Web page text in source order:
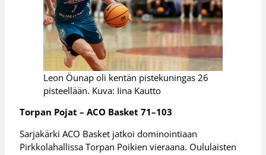
Leon Öunap oli kentän pistekuningas 26
pisteellään. Kuva: Iina Kautto
Torpan Pojat – ACO Basket 71–103
Sarjakärki ACO Basket jatkoi dominointiaan
Pirkkolahallissa Torpan Poikien vieraana. Oululaisten